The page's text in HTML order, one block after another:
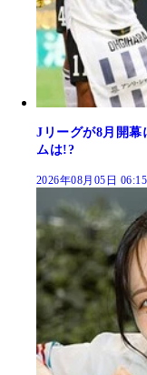
Jリーグが8月開幕
ムは!?
2026年08月05日 06:15